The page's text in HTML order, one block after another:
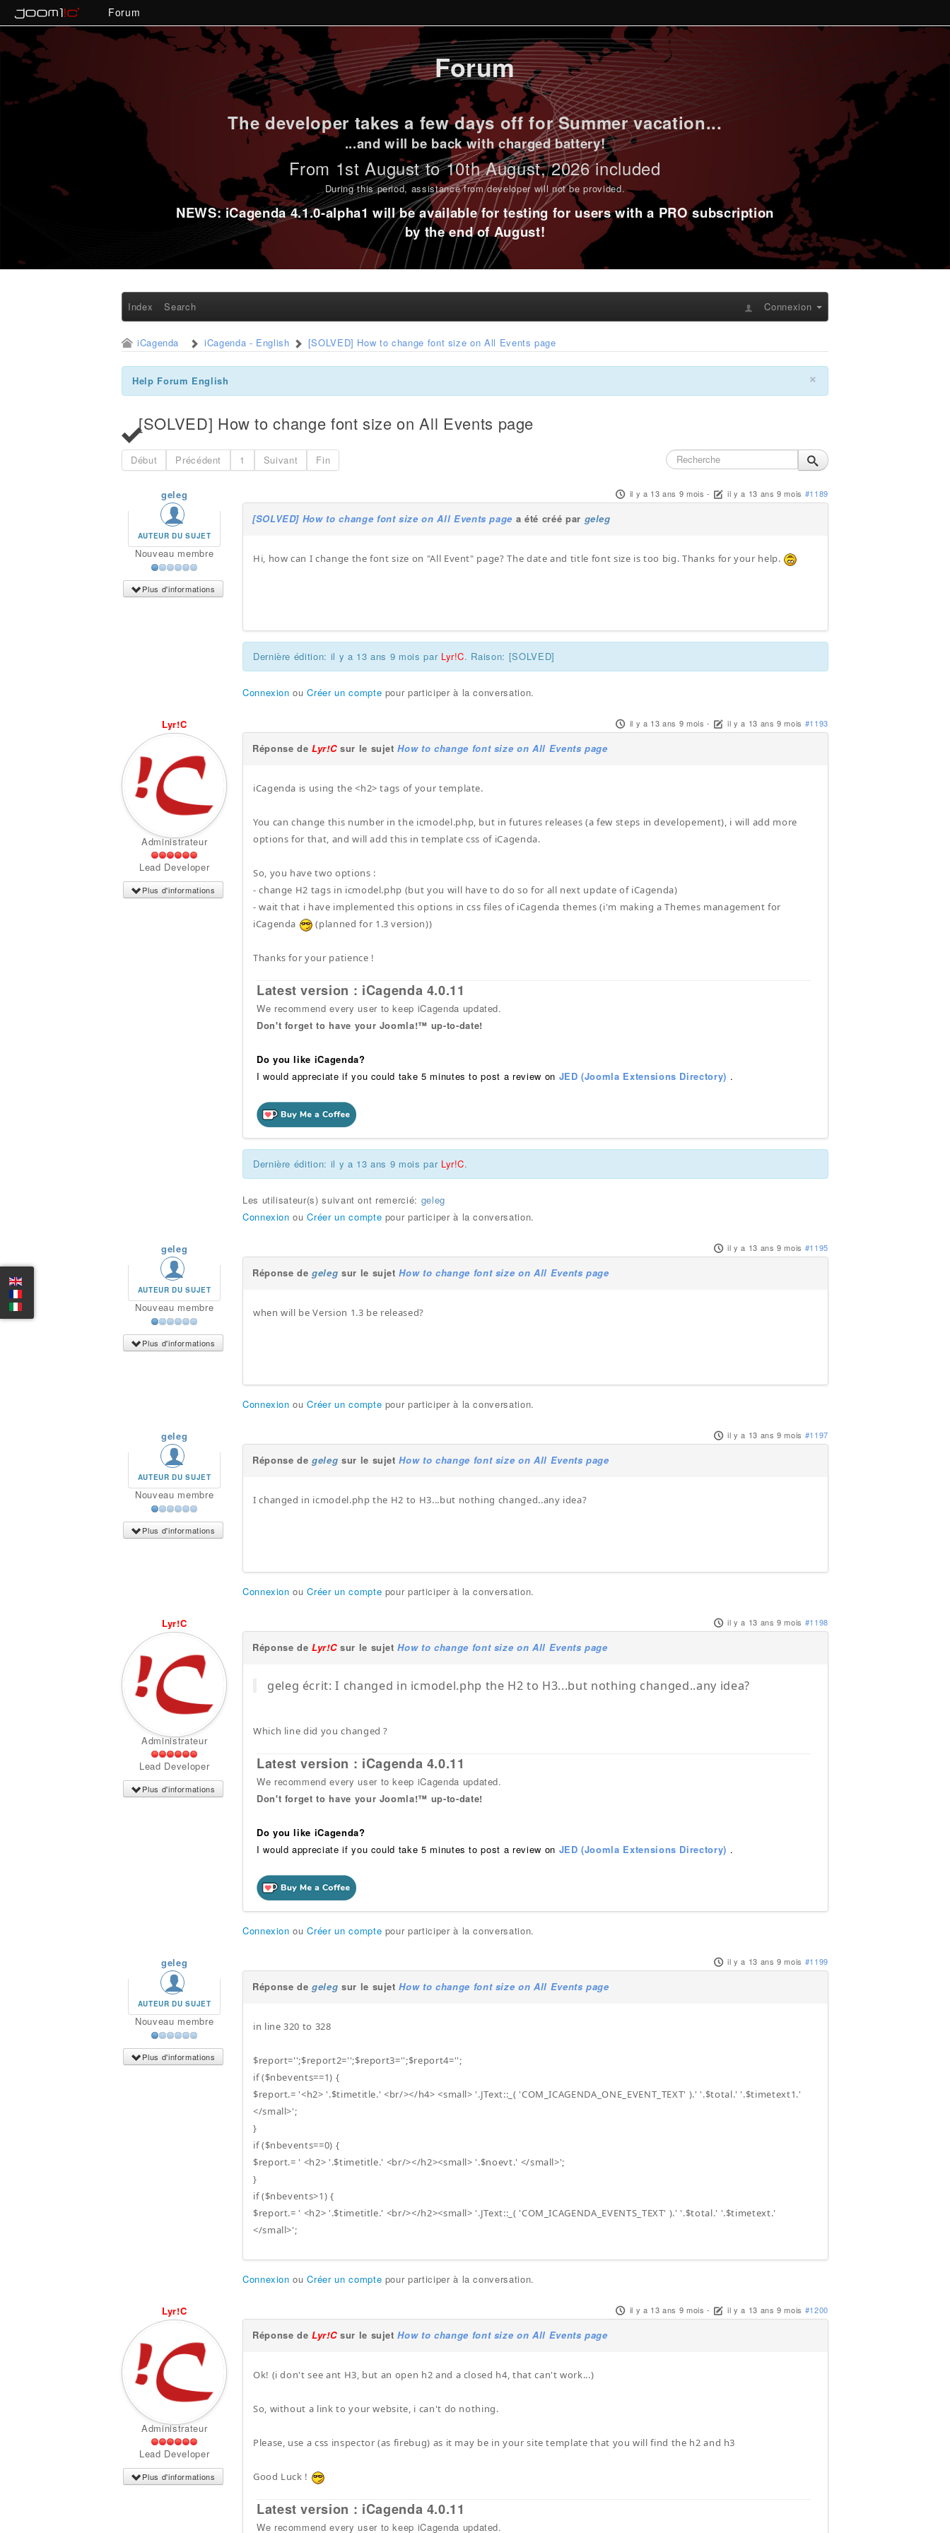
Forum
Forum
The developer takes a few days off for Summer vacation...
...and will be back with charged battery!
From 1st August to 10th August, 2026 included
During this period, assistance from developer will not be provided.
NEWS: iCagenda 4.1.0-alpha1 will be available for testing for users with a PRO subscription
by the end of August!
Index Search Connexion
iCagenda iCagenda - English [SOLVED] How to change font size on All Events page
×
Help Forum English
[SOLVED] How to change font size on All Events page
Début Précédent 1 Suivant Fin
geleg
AUTEUR DU SUJET
Nouveau membre
Plus d'informations
il y a 13 ans 9 mois - il y a 13 ans 9 mois #1189
[SOLVED] How to change font size on All Events page a été créé par geleg
Hi, how can I change the font size on "All Event" page? The date and title font size is too big. Thanks for your help.
Dernière édition: il y a 13 ans 9 mois par Lyr!C. Raison: [SOLVED]
Connexion ouCréer un compte pour participer à la conversation.
Lyr!C
Administrateur
Lead Developer
Plus d'informations
il y a 13 ans 9 mois - il y a 13 ans 9 mois #1193
Réponse deLyr!Csur le sujetHow to change font size on All Events page
iCagenda is using the <h2> tags of your template.
You can change this number in the icmodel.php, but in futures releases (a few steps in developement), i will add more
options for that, and will add this in template css of iCagenda.
So, you have two options :
- change H2 tags in icmodel.php (but you will have to do so for all next update of iCagenda)
- wait that i have implemented this options in css files of iCagenda themes (i'm making a Themes management for
iCagenda
(planned for 1.3 version))
Thanks for your patience !
Latest version : iCagenda 4.0.11
We recommend every user to keep iCagenda updated.
Don't forget to have your Joomla!™ up-to-date!
Do you like iCagenda?
I would appreciate if you could take 5 minutes to post a review on JED (Joomla Extensions Directory) .
Dernière édition: il y a 13 ans 9 mois par Lyr!C.
Les utilisateur(s) suivant ont remercié: geleg
Connexion ouCréer un compte pour participer à la conversation.
geleg
AUTEUR DU SUJET
Nouveau membre
Plus d'informations
il y a 13 ans 9 mois #1195
Réponse degeleg sur le sujetHow to change font size on All Events page
when will be Version 1.3 be released?
Connexion ouCréer un compte pour participer à la conversation.
geleg
AUTEUR DU SUJET
Nouveau membre
Plus d'informations
il y a 13 ans 9 mois #1197
Réponse degeleg sur le sujetHow to change font size on All Events page
I changed in icmodel.php the H2 to H3...but nothing changed..any idea?
Connexion ouCréer un compte pour participer à la conversation.
Lyr!C
Administrateur
Lead Developer
Plus d'informations
il y a 13 ans 9 mois #1198
Réponse deLyr!Csur le sujetHow to change font size on All Events page
geleg écrit: I changed in icmodel.php the H2 to H3...but nothing changed..any idea?
Which line did you changed ?
Latest version : iCagenda 4.0.11
We recommend every user to keep iCagenda updated.
Don't forget to have your Joomla!™ up-to-date!
Do you like iCagenda?
I would appreciate if you could take 5 minutes to post a review on JED (Joomla Extensions Directory) .
Connexion ouCréer un compte pour participer à la conversation.
geleg
AUTEUR DU SUJET
Nouveau membre
Plus d'informations
il y a 13 ans 9 mois #1199
Réponse degeleg sur le sujetHow to change font size on All Events page
in line 320 to 328
$report='';$report2='';$report3='';$report4='';
if ($nbevents==1) {
$report.= '<h2> '.$timetitle.' <br/></h4> <small> '.JText::_( 'COM_ICAGENDA_ONE_EVENT_TEXT' ).' '.$total.' '.$timetext1.'
</small>';
}
if ($nbevents==0) {
$report.= ' <h2> '.$timetitle.' <br/></h2><small> '.$noevt.' </small>';
}
if ($nbevents>1) {
$report.= ' <h2> '.$timetitle.' <br/></h2><small> '.JText::_( 'COM_ICAGENDA_EVENTS_TEXT' ).' '.$total.' '.$timetext.'
</small>';
Connexion ouCréer un compte pour participer à la conversation.
Lyr!C
Administrateur
Lead Developer
Plus d'informations
il y a 13 ans 9 mois - il y a 13 ans 9 mois #1200
Réponse deLyr!Csur le sujetHow to change font size on All Events page
Ok! (i don't see ant H3, but an open h2 and a closed h4, that can't work...)
So, without a link to your website, i can't do nothing.
Please, use a css inspector (as firebug) as it may be in your site template that you will find the h2 and h3
Good Luck !
Latest version : iCagenda 4.0.11
We recommend every user to keep iCagenda updated.